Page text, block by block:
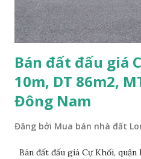
Bán đất đấu giá
10m, DT 86m2,
Đông Nam
Đăng bởi Mua bán nhà đất
Bán đất đấu giá Cự Khối, quận